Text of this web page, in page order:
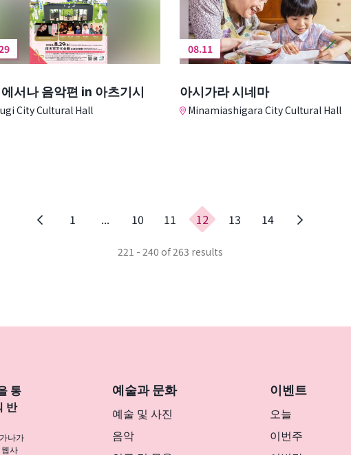
서나 음악편 in 아츠기시
City Cultural Hall
08.11
아시가라 시네마
Minamiashigara City Cultural Hall
이
1 ... 10 11 12 13 14
221 - 240 of 263 results
예술과 문화
예술 및 사진
음악
이벤트
오늘
이번주
통
반
나가
사